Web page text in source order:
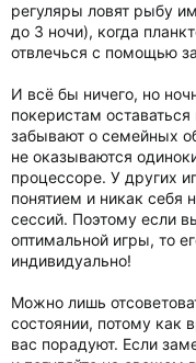
регуляры ловят рыбу
до 3 ночи), когда
отвлечься с помощью
И всё бы ничего, но
покеристам
забывают о семейных
не оказываются
процессоре. У других
понятием и никак себя
сессий. Поэтому если
оптимальной игры, то
индивидуально!
Можно лишь
состоянии, потому как
вас порадуют. Если